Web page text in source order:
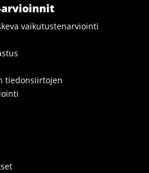
arvioinnit
vaikutustenarviointi
tiedonsiirtojen